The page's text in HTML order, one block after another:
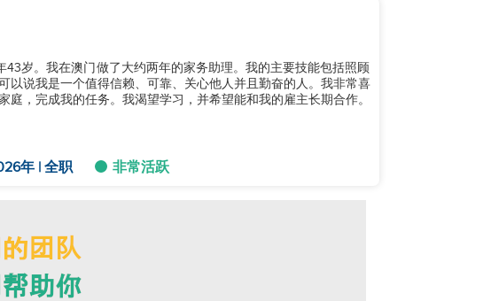
43岁。我在澳门做了大约两年的家务助理。我的主要技能包括照顾
以说我是一个值得信赖、可靠、关心他人并且勤奋的人。我非常喜
庭，完成我的任务。我渴望学习，并希望能和我的雇主长期合作。
年 | 全职 非常活跃